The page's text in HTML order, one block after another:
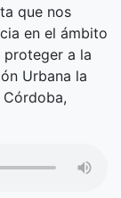
que nos
en el ámbito
proteger a la
Urbana la